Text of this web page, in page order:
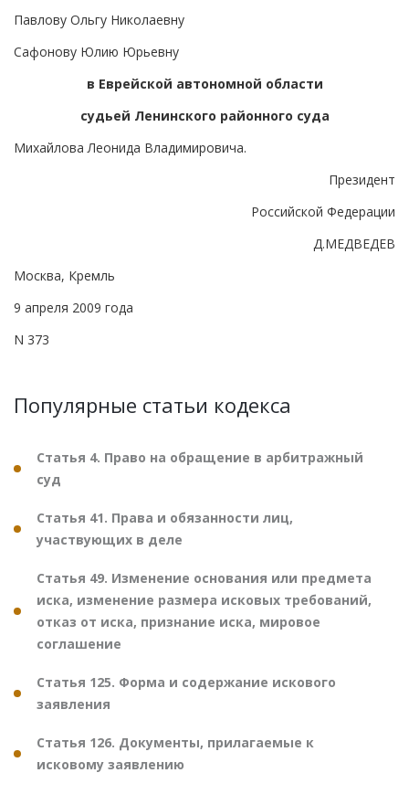
Павлову Ольгу Николаевну
Сафонову Юлию Юрьевну
в Еврейской автономной области
судьей Ленинского районного суда
Михайлова Леонида Владимировича.
Президент
Российской Федерации
Д.МЕДВЕДЕВ
Москва, Кремль
9 апреля 2009 года
N 373
Популярные статьи кодекса
Статья 4. Право на обращение в арбитражный
суд
Статья 41. Права и обязанности лиц,
участвующих в деле
Статья 49. Изменение основания или предмета
иска, изменение размера исковых требований,
отказ от иска, признание иска, мировое
соглашение
Статья 125. Форма и содержание искового
заявления
Статья 126. Документы, прилагаемые к
исковому заявлению